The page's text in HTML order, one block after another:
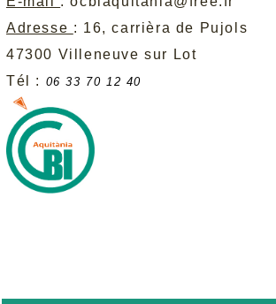
Adresse : 16, carrièra de Pujols
47300 Villeneuve sur Lot
Tél : 06 33 70 12 40